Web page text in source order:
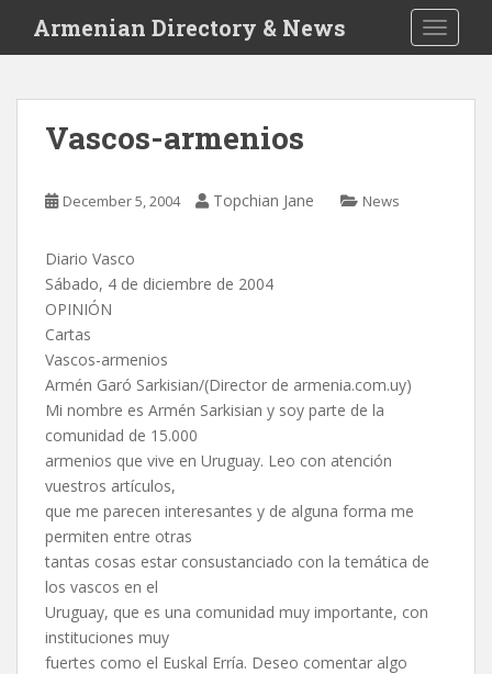
i
Armenian Directory & News
Vascos-armenios
December 5, 2004 Topchian Jane News
Diario Vasco
Sábado, 4 de diciembre de 2004
OPINIÓN
Cartas
Vascos-armenios
Armén Garó Sarkisian/(Director de armenia.com.uy)
Mi nombre es Armén Sarkisian y soy parte de la
comunidad de 15.000
armenios que vive en Uruguay. Leo con atención
vuestros artículos,
que me parecen interesantes y de alguna forma me
permiten entre otras
tantas cosas estar consustanciado con la temática de
los vascos en el
Uruguay, que es una comunidad muy importante, con
instituciones muy
fuertes como el Euskal Erría. Deseo comentar algo